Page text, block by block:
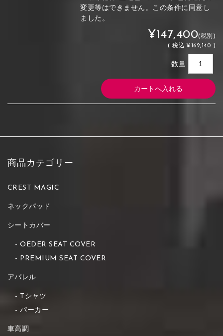
変更等はできません。この条件に同意し
ました。
¥147,400(税別)
(税込 ¥162,140 )
数量
商品カテゴリー
CREST MAGIC
ネックパッド
シートカバー
OEDER SEAT COVER
PREMIUM SEAT COVER
アパレル
Tシャツ
パーカー
車高調